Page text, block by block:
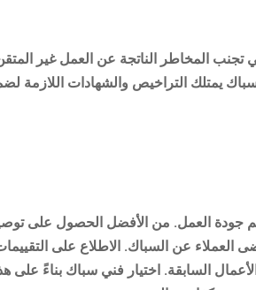
تجنب المخاطر الناتجة عن العمل غير
يمتلك التراخيص والشهادات اللازمة
جودة العمل. من الأفضل الحصول على
عن السباك. الاطلاع على
السابقة. اختيار فني سباك بناءً على